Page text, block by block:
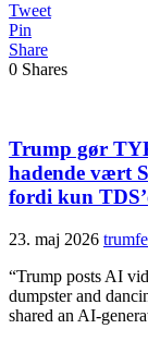
Tweet
Pin
Share
0 Shares
Trump gør
hadende vært
fordi kun
23. maj 2026
“Trump posts AI
dumpster and
shared an AI-